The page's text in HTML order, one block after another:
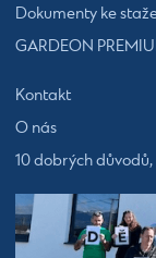
Dokumenty ke
GARDEON
Kontakt
O nás
10 dobrých